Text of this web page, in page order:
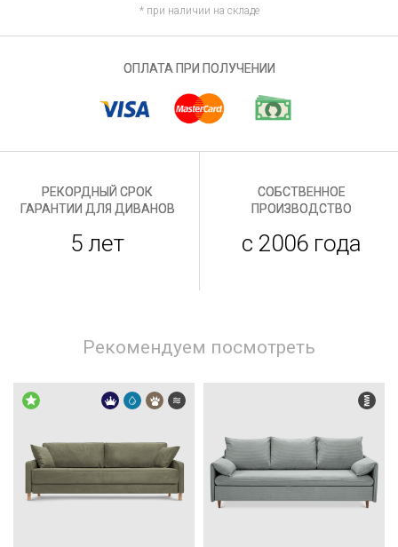
* при наличии на складе
ОПЛАТА ПРИ ПОЛУЧЕНИИ
РЕКОРДНЫЙ СРОК
ГАРАНТИИ ДЛЯ ДИВАНОВ
5 лет
СОБСТВЕННОЕ
ПРОИЗВОДСТВО
с 2006 года
Рекомендуем посмотреть